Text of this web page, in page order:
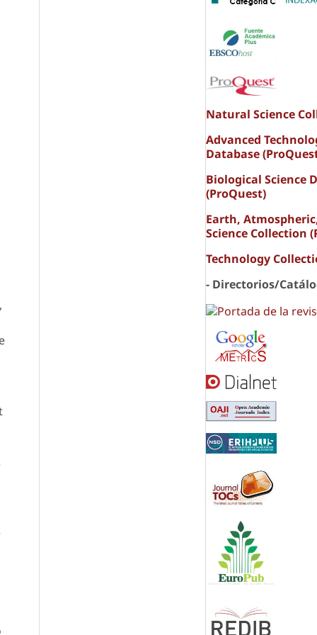
Natural Science
Advanced
Database
Biological Science
(ProQuest)
Earth,
Science Collection
Technology
- Directorios/